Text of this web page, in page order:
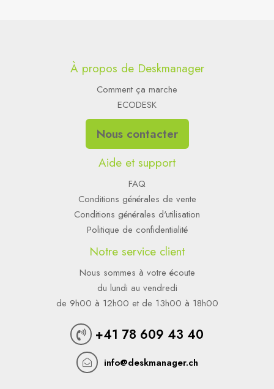
À propos de Deskmanager
Comment ça marche
ECODESK
Nous contacter
Aide et support
FAQ
Conditions générales de vente
Conditions générales d'utilisation
Politique de confidentialité
Notre service client
Nous sommes à votre écoute
du lundi au vendredi
de 9h00 à 12h00 et de 13h00 à 18h00
+41 78 609 43 40
info@deskmanager.ch